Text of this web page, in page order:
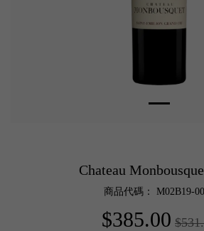
Chateau
商品代碼： M02B19-
$385.00